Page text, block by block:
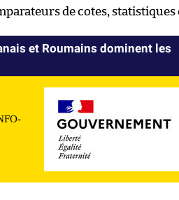
de cotes, statistiques
et Roumains dominent les